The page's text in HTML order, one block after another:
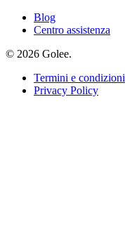
Blog
Centro assistenza
© 2026 Golee.
Termini e condizioni
Privacy Policy